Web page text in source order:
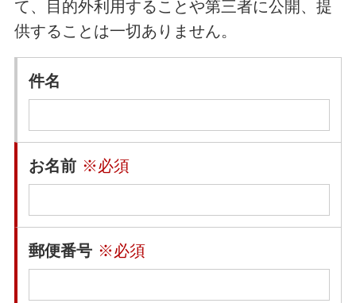
て、目的外利用することや第三者に公開、提
供することは一切ありません。
件名
お名前 ※必須
郵便番号 ※必須